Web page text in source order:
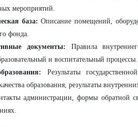
мероприятий.
база: Описание помещений,
фонда.
документы: Правила
и воспитательный процессы.
Результаты
образования, результаты
администрации, формы обратной